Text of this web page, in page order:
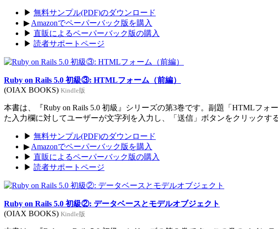
▶ 無料サンプル(PDF)のダウンロード
▶ Amazonでペーパーバック版を購入
▶ 直販によるペーパーバック版の購入
▶ 読者サポートページ
Ruby on Rails 5.0 初級③: HTMLフォーム（前編）
(OIAX BOOKS) Kindle版
本書は、『Ruby on Rails 5.0 初級』シリーズの第3巻です。副題「HTMLフ
た入力欄に対してユーザーが文字列を入力し、「送信」ボタンをクリックす
▶ 無料サンプル(PDF)のダウンロード
▶ Amazonでペーパーバック版を購入
▶ 直販によるペーパーバック版の購入
▶ 読者サポートページ
Ruby on Rails 5.0 初級②: データベースとモデルオブジェクト
(OIAX BOOKS) Kindle版